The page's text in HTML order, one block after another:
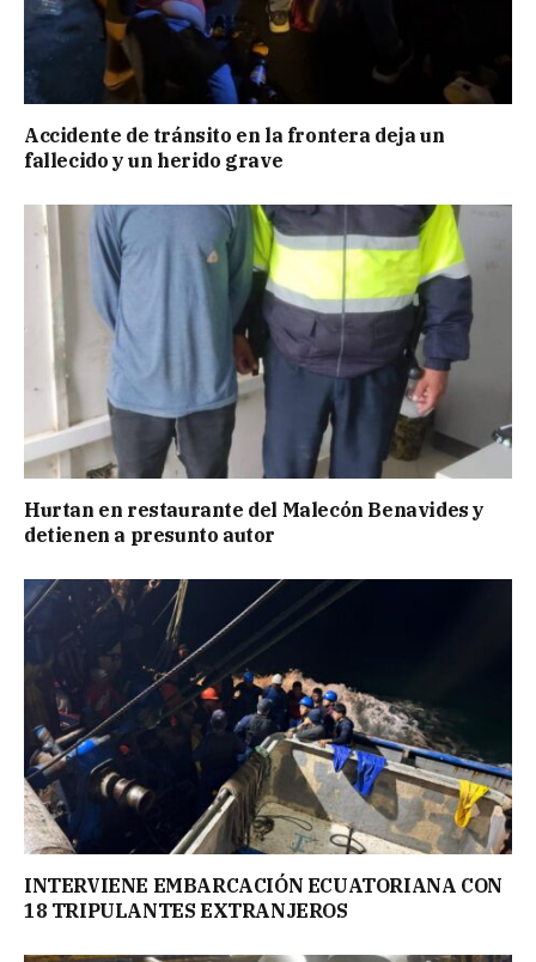
Accidente de tránsito en la frontera deja un
fallecido y un herido grave
Hurtan en restaurante del Malecón Benavides y
detienen a presunto autor
INTERVIENE EMBARCACIÓN ECUATORIANA CON
18 TRIPULANTES EXTRANJEROS